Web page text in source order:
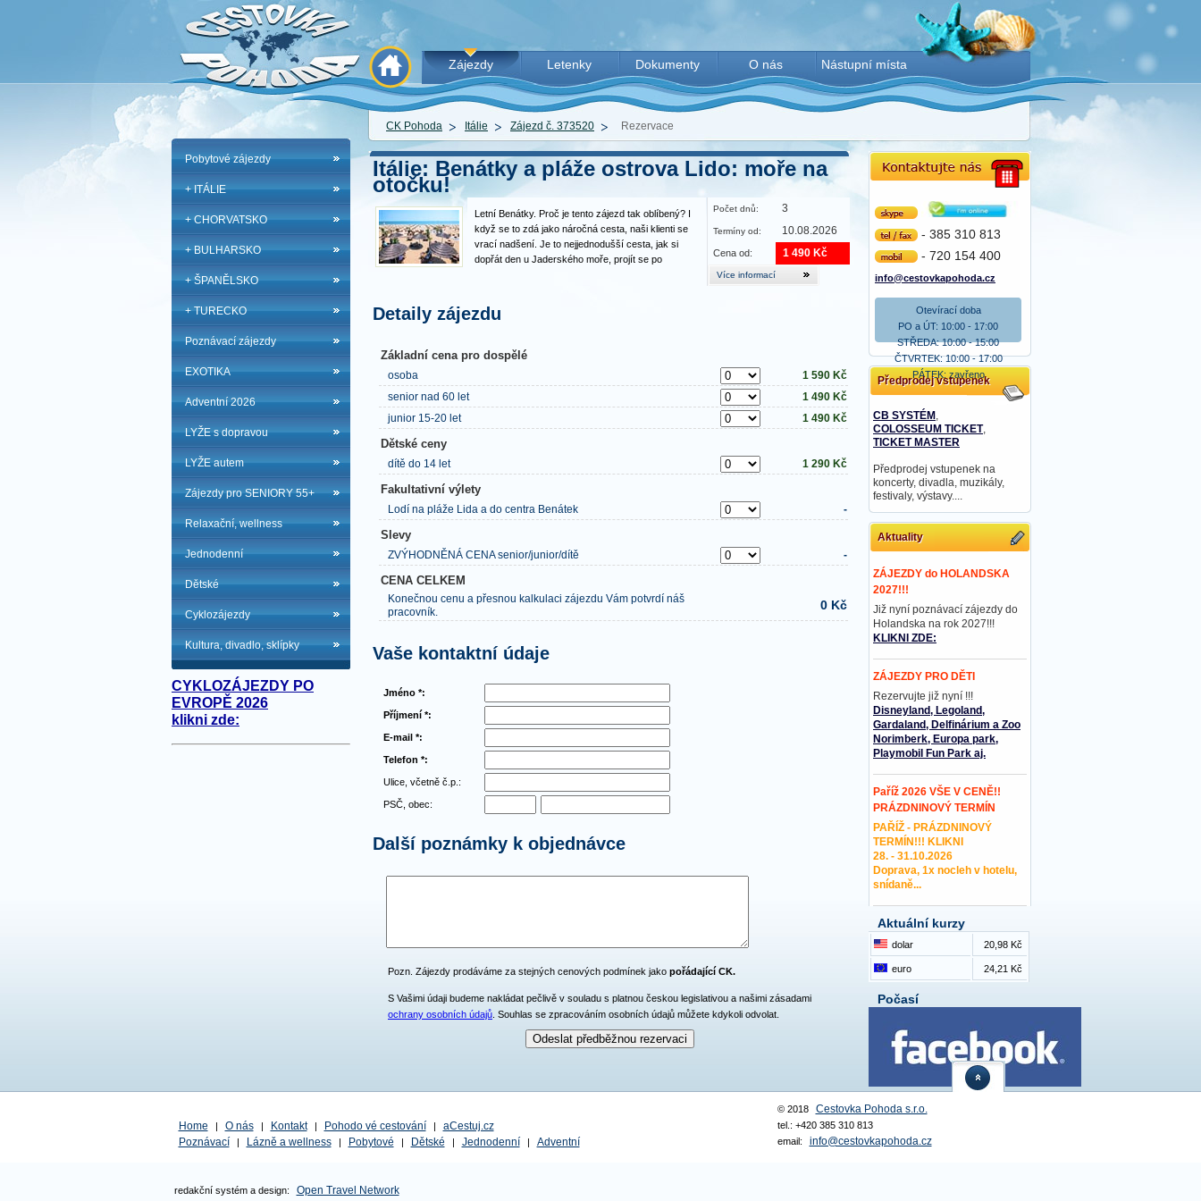
Zájezdy Letenky Dokumenty O nás Nástupní místa
CK Pohoda Itálie Zájezd č. 373520 Rezervace
Pobytové zájezdy
+ ITÁLIE
+ CHORVATSKO
+ BULHARSKO
+ ŠPANĚLSKO
+ TURECKO
Poznávací zájezdy
EXOTIKA
Adventní 2026
LYŽE s dopravou
LYŽE autem
Zájezdy pro SENIORY 55+
Relaxační, wellness
Jednodenní
Dětské
Cyklozájezdy
Kultura, divadlo, sklípky
CYKLOZÁJEZDY PO
EVROPĚ 2026
klikni zde:
Itálie: Benátky a pláže ostrova Lido: moře na
otočku!
Letní Benátky. Proč je tento zájezd tak oblíbený? I
když se to zdá jako náročná cesta, naši klienti se
vrací nadšení. Je to nejjednodušší cesta, jak si
dopřát den u Jaderského moře, projít se po
zážitek,…
3
Počet dnů:
10.08.2026
Termíny od:
1 490 Kč
Cena od:
Více informací
Detaily zájezdu
Základní cena pro dospělé
osoba 1 590 Kč
senior nad 60 let
1 490 Kč
junior 15-20 let
1 490 Kč
Dětské ceny
dítě do 14 let 1 290 Kč
Fakultativní výlety
Lodí na pláže Lida a do centra Benátek -
Slevy
ZVÝHODNĚNÁ CENA senior/junior/dítě -
CENA CELKEM
Konečnou cenu a přesnou kalkulaci zájezdu Vám potvrdí náš
pracovník.
0 Kč
Vaše kontaktní údaje
Jméno *:
Příjmení *:
E-mail *:
Telefon *:
Ulice, včetně č.p.:
PSČ, obec:
Další poznámky k objednávce
Pozn. Zájezdy prodáváme za stejných cenových podmínek jako pořádající CK.
S Vašimi údaji budeme nakládat pečlivě v souladu s platnou českou legislativou a našimi zásadami
ochrany osobních údajů . Souhlas se zpracováním osobních údajů můžete kdykoli odvolat.
- 385 310 813
- 720 154 400
info@cestovkapohoda.cz
Otevírací doba
PO a ÚT: 10:00 - 17:00
STŘEDA: 10:00 - 15:00
ČTVRTEK: 10:00 - 17:00
PÁTEK: zavřeno
Předprodej vstupenek
CB SYSTÉM ,
COLOSSEUM TICKET,
TICKET MASTER
Předprodej vstupenek na
koncerty, divadla, muzikály,
festivaly, výstavy....
Aktuality
ZÁJEZDY do HOLANDSKA
2027!!!
Již nyní poznávací zájezdy do
Holandska na rok 2027!!!
KLIKNI ZDE:
ZÁJEZDY PRO DĚTI
Rezervujte již nyní !!!
Disneyland, Legoland,
Gardaland, Delfinárium a Zoo
Norimberk, Europa park,
Playmobil Fun Park aj.
Paříž 2026 VŠE V CENĚ!!
PRÁZDNINOVÝ TERMÍN
PAŘÍŽ - PRÁZDNINOVÝ
TERMÍN!!! KLIKNI
28. - 31.10.2026
Doprava, 1x nocleh v hotelu,
snídaně...
Aktuální kurzy
dolar 20,98 Kč
euro 24,21 Kč
Počasí
© 2018 Cestovka Pohoda s.r.o.
tel.: +420 385 310 813
email:
info@cestovkapohoda.cz
Home | O nás | Kontakt | Pohodo vé cestování |
aCestuj.cz
Poznávací
| Lázně a wellness | Pobytové | Dětské | Jednodenní | Adventní
redakční systém a design: Open Travel Network